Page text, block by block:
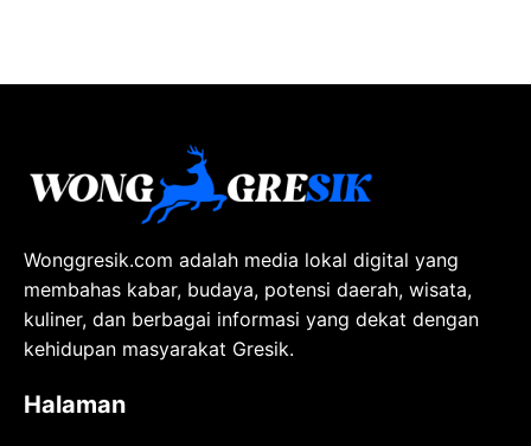
Wonggresik.com adalah media lokal digital yang
membahas kabar, budaya, potensi daerah, wisata,
kuliner, dan berbagai informasi yang dekat dengan
kehidupan masyarakat Gresik.
Halaman